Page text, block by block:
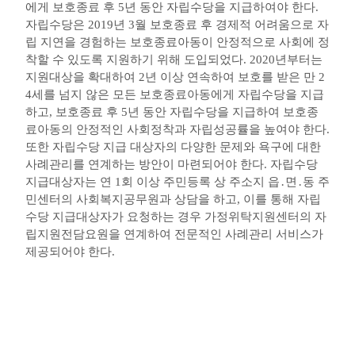
에게 보호종료 후 5년 동안 자립수당을 지급하여야 한다.
자립수당은 2019년 3월 보호종료 후 경제적 어려움으로 자
립 지연을 경험하는 보호종료아동이 안정적으로 사회에 정
착할 수 있도록 지원하기 위해 도입되었다. 2020년부터는
지원대상을 확대하여 2년 이상 연속하여 보호를 받은 만 2
4세를 넘지 않은 모든 보호종료아동에게 자립수당을 지급
하고, 보호종료 후 5년 동안 자립수당을 지급하여 보호종
료아동의 안정적인 사회정착과 자립성공률을 높여야 한다.
또한 자립수당 지급 대상자의 다양한 문제와 욕구에 대한
사례관리를 연계하는 방안이 마련되어야 한다. 자립수당
지급대상자는 연 1 회 이상 주민등록 상 주소지 읍 ․면 ․동 주
민센터의 사회복지공무원과 상담을 하고, 이를 통해 자립
수당 지급대상자가 요청하는 경우 가정위탁지원센터의 자
립지원전담요원을 연계하여 전문적인 사례관리 서비스가
제공되어야 한다.